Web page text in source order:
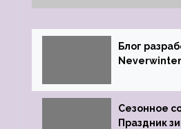
Блог
Сезонное
Праздник